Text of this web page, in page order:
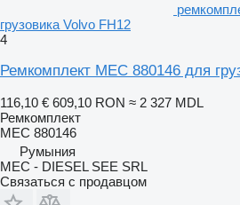
грузовика Volvo FH12
4
Ремкомплект MEC 880146 для
116,10 € 609,10 RON ≈ 2 327 MDL
Ремкомплект
MEC 880146
Румыния
MEC - DIESEL SEE SRL
Связаться с продавцом